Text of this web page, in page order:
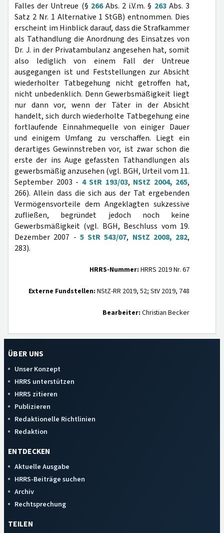
Falles der Untreue (§ 266Abs. 2 i.V.m. § 263Abs. 3
Satz 2 Nr. 1 Alternative 1 StGB) entnommen. Dies
erscheint im Hinblick darauf, dass die Strafkammer
als Tathandlung die Anordnung des Einsatzes von
Dr. J. in der Privatambulanz angesehen hat, somit
also lediglich von einem Fall der Untreue
ausgegangen ist und Feststellungen zur Absicht
wiederholter Tatbegehung nicht getroffen hat,
nicht unbedenklich. Denn Gewerbsmäßigkeit liegt
nur dann vor, wenn der Täter in der Absicht
handelt, sich durch wiederholte Tatbegehung eine
fortlaufende Einnahmequelle von einiger Dauer
und einigem Umfang zu verschaffen. Liegt ein
derartiges Gewinnstreben vor, ist zwar schon die
erste der ins Auge gefassten Tathandlungen als
gewerbsmäßig anzusehen (vgl. BGH, Urteil vom 11.
September 2003 - 4 StR 193/03, NStZ 2004, 265,
266). Allein dass die sich aus der Tat ergebenden
Vermögensvorteile dem Angeklagten sukzessive
zufließen, begründet jedoch noch keine
Gewerbsmäßigkeit (vgl. BGH, Beschluss vom 19.
Dezember 2007 - 5 StR 543/07, NStZ 2008, 282,
283).
HRRS-Nummer: HRRS 2019 Nr. 67
Externe Fundstellen: NStZ-RR 2019, 52; StV 2019, 748
Bearbeiter: Christian Becker
ÜBER UNS
Unser Konzept
HRRS unterstützen
HRRS zitieren
Publizieren
Redaktionelle Richtlinien
Redaktion
ENTDECKEN
Aktuelle Ausgabe
HRRS-Beiträge suchen
Archiv
Rechtsprechung
TEILEN